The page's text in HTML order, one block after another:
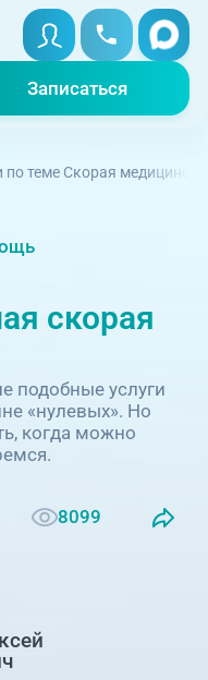
Записаться
Записаться
03
03
по теме Скорая
скорая
подобные услуги
«нулевых». Но
когда можно
8099